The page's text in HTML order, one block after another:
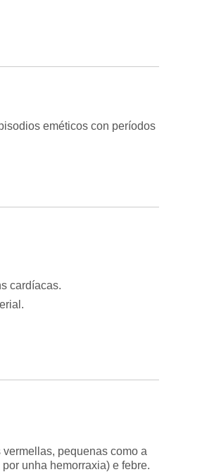
eméticos con períodos
cardíacas.
pequenas como a
unha hemorraxia) e febre.